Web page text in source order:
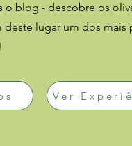
o blog - descobre os
deste lugar um dos mais
Ver